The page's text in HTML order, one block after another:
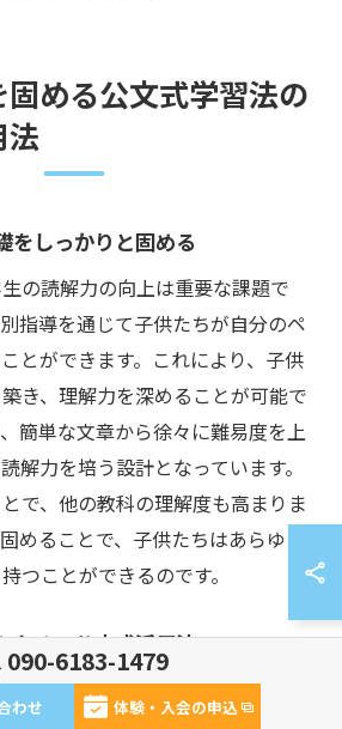
める公文式学習法の
法
をしっかりと固める
の読解力の向上は重要な課題で
指導を通じて子供たちが自分のペ
とができます。これにより、子供
き、理解力を深めることが可能で
簡単な文章から徐々に難易度を上
解力を培う設計となっています。
で、他の教科の理解度も高まりま
めることで、子供たちはあらゆる
つことができるのです。
ための公文式活用法
で、小学生の国語読解力を効率的
090-6183-1479
わせ 体験・入会の申込